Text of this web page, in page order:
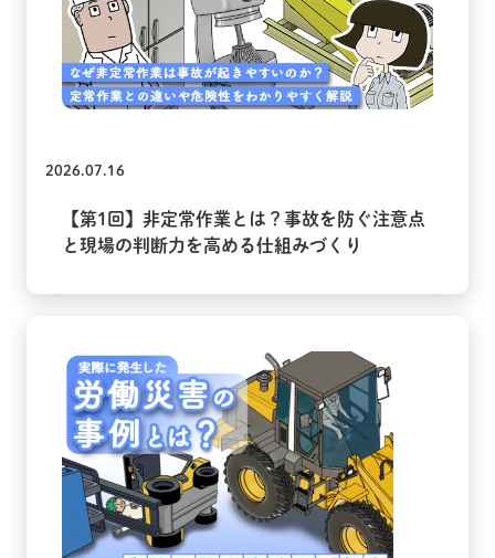
2026.07.16
【第1回】非定常作業とは？事故を防ぐ注意点
と現場の判断力を高める仕組みづくり